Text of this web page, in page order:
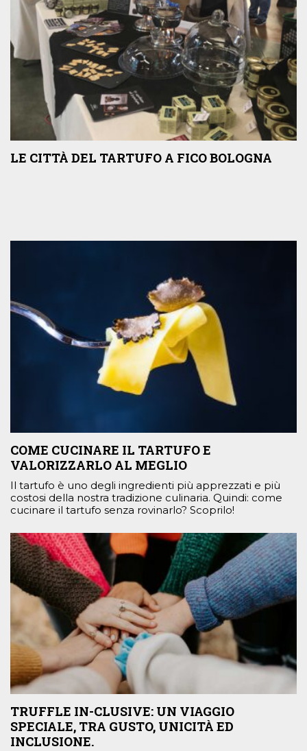
LE CITTÀ DEL TARTUFO A FICO BOLOGNA
COME CUCINARE IL TARTUFO E
VALORIZZARLO AL MEGLIO
Il tartufo è uno degli ingredienti più apprezzati e più
costosi della nostra tradizione culinaria. Quindi: come
cucinare il tartufo senza rovinarlo? Scoprilo!
TRUFFLE IN-CLUSIVE: UN VIAGGIO
SPECIALE, TRA GUSTO, UNICITÀ ED
INCLUSIONE.